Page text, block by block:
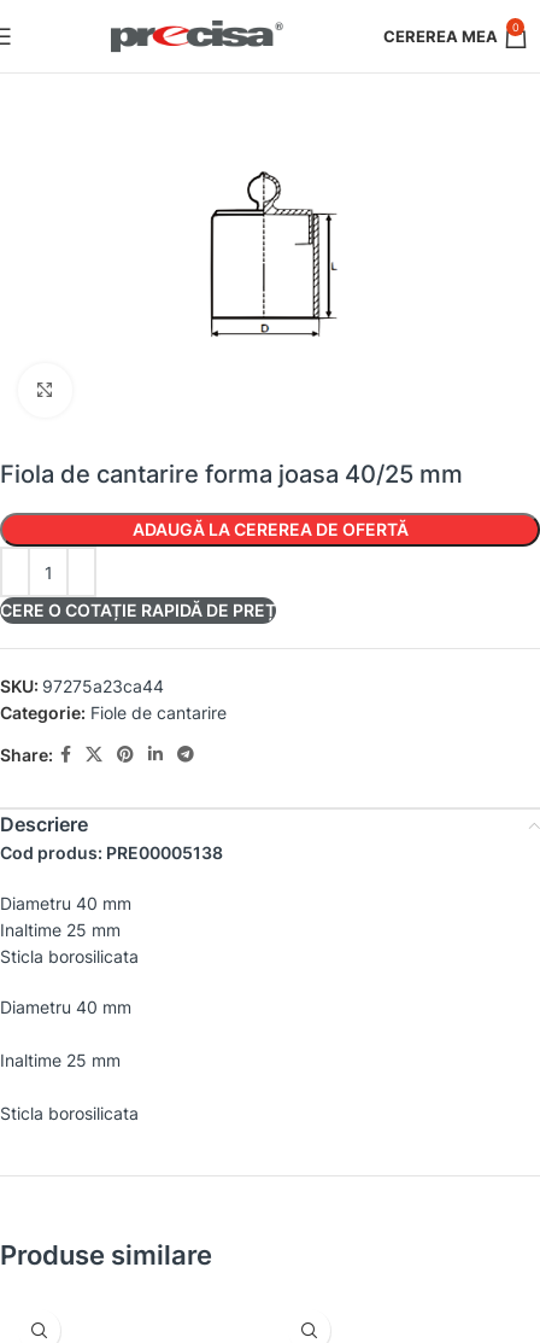
0
Fiola de cantarire forma joasa 40/25 mm
ADAUGĂ LA CEREREA DE OFERTĂ
CERE O COTAȚIE RAPIDĂ DE PREȚ
SKU: 97275a23ca44
Categorie: Fiole de cantarire
Share:
Descriere
Cod produs: PRE00005138
Diametru 40 mm
Inaltime 25 mm
Sticla borosilicata
Diametru 40 mm
Inaltime 25 mm
Sticla borosilicata
Produse similare